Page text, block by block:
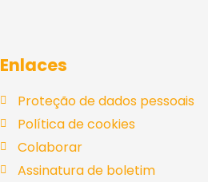
Enlaces
Proteção de dados pessoais
Política de cookies
Colaborar
Assinatura de boletim